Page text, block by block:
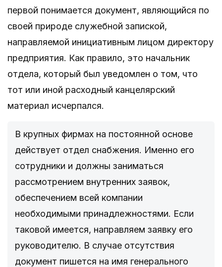
первой понимается документ, являющийся по
своей природе служебной запиской,
направляемой инициативным лицом директору
предприятия. Как правило, это начальник
отдела, который был уведомлен о том, что
тот или иной расходный канцелярский
материал исчерпался.
В крупных фирмах на постоянной основе
действует отдел снабжения. Именно его
сотрудники и должны заниматься
рассмотрением внутренних заявок,
обеспечением всей компании
необходимыми принадлежностями. Если
таковой имеется, направляем заявку его
руководителю. В случае отсутствия
документ пишется на имя генерального